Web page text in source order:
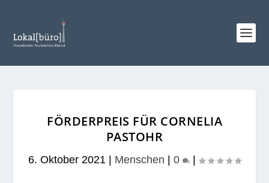
FÖRDERPREIS FÜR CORNELIA
PASTOHR
6. Oktober 2021 Menschen 0